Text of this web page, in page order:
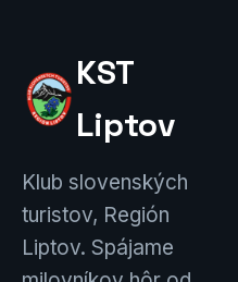
KST
Liptov
Klub slovenských
turistov, Región
Liptov. Spájame